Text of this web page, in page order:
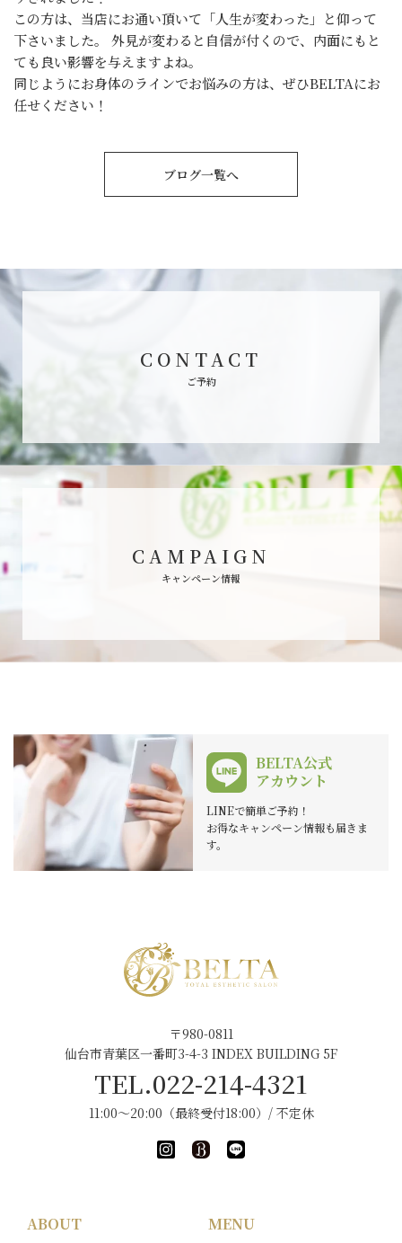
この方は、当店にお通い頂いて「人生が変わった」と仰って
下さいました。 外見が変わると自信が付くので、内面にもと
ても良い影響を与えますよね。
同じようにお身体のラインでお悩みの方は、ぜひBELTAにお
任せください！
ブログ一覧へ
CONTACT
ご予約
CAMPAIGN
キャンペーン情報
BELTA公式
アカウント
LINEで簡単ご予約！
お得なキャンペーン情報も届きま
す。
〒980-0811
仙台市青葉区一番町3-4-3 INDEX BUILDING 5F
TEL.022-214-4321
11:00～20:00（最終受付18:00）/ 不定休
ABOUT MENU